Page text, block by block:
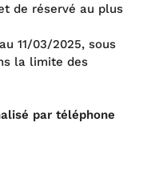
de réservé au plus
11/03/2025, sous
la limite des
par téléphone